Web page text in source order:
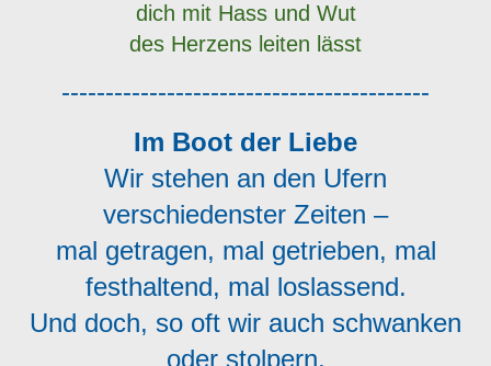
dich mit Hass und Wut
des Herzens leiten lässt
------------------------------------------
Im Boot der Liebe
Wir stehen an den Ufern
verschiedenster Zeiten –
mal getragen, mal getrieben, mal
festhaltend, mal loslassend.
Und doch, so oft wir auch schwanken
oder stolpern,